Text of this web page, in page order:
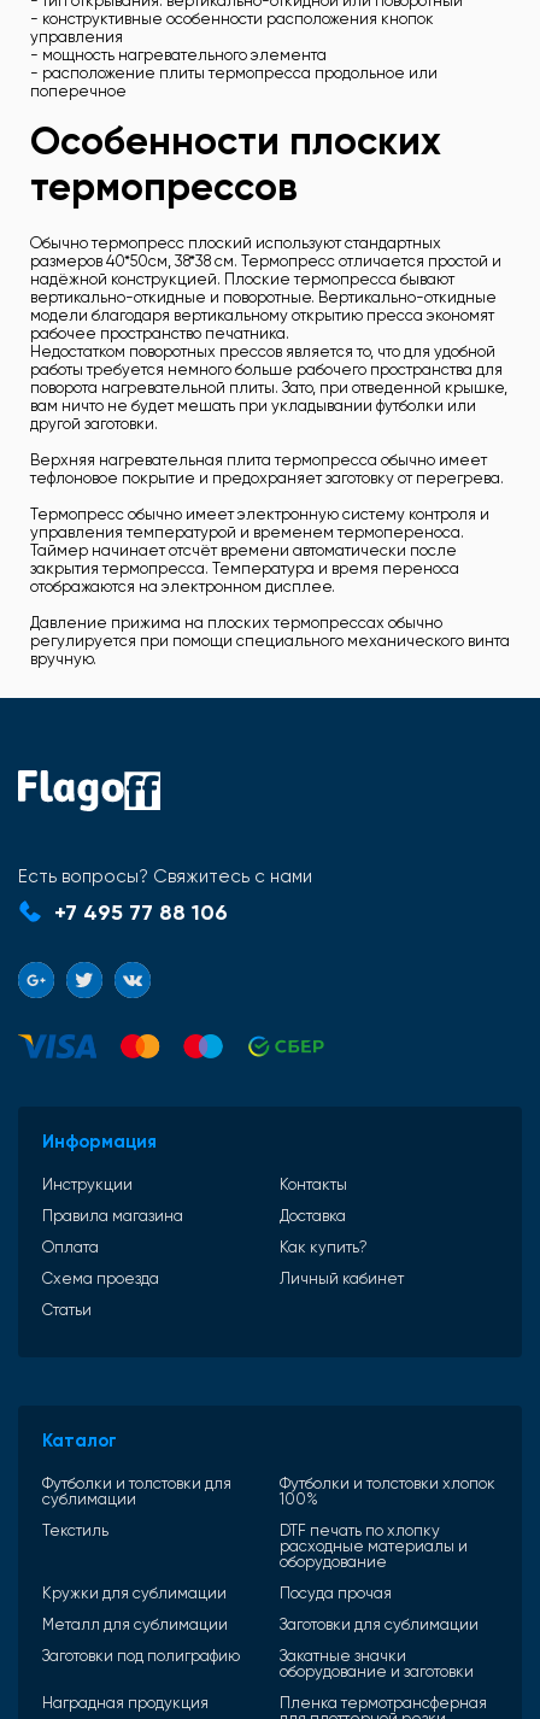
- конструктивные особенности расположения кнопок
управления
- мощность нагревательного элемента
- расположение плиты термопресса продольное или
поперечное
Особенности плоских
термопрессов
Обычно термопресс плоский используют стандартных
размеров 40*50см, 38*38 см. Термопресс отличается простой и
надёжной конструкцией. Плоские термопресса бывают
вертикально-откидные и поворотные. Вертикально-откидные
модели благодаря вертикальному открытию пресса экономят
рабочее пространство печатника.
Недостатком поворотных прессов является то, что для удобной
работы требуется немного больше рабочего пространства для
поворота нагревательной плиты. Зато, при отведенной крышке,
вам ничто не будет мешать при укладывании футболки или
другой заготовки.
Верхняя нагревательная плита термопресса обычно имеет
тефлоновое покрытие и предохраняет заготовку от перегрева.
Термопресс обычно имеет электронную систему контроля и
управления температурой и временем термопереноса.
Таймер начинает отсчёт времени автоматически после
закрытия термопресса. Температура и время переноса
отображаются на электронном дисплее.
Давление прижима на плоских термопрессах обычно
регулируется при помощи специального механического винта
вручную.
Есть вопросы? Свяжитесь с нами
+7 495 77 88 106
Информация
Инструкции
Контакты
Правила магазина
Доставка
Оплата
Как купить?
Схема проезда
Личный кабинет
Статьи
Каталог
Футболки и толстовки для
сублимации
Футболки и толстовки хлопок
100%
Текстиль
DTF печать по хлопку
расходные материалы и
оборудование
Кружки для сублимации
Посуда прочая
Металл для сублимации
Заготовки для сублимации
Заготовки под полиграфию
Закатные значки
оборудование и заготовки
Наградная продукция
Пленка термотрансферная